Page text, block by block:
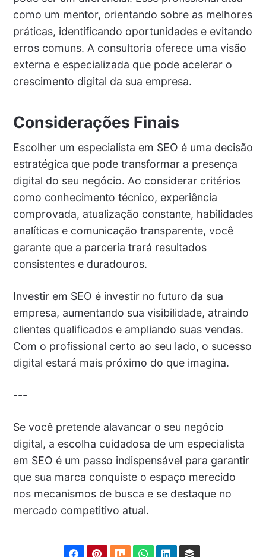
como um mentor, orientando sobre as melhores
práticas, identificando oportunidades e evitando
erros comuns. A consultoria oferece uma visão
externa e especializada que pode acelerar o
crescimento digital da sua empresa.
Considerações Finais
Escolher um especialista em SEO é uma decisão
estratégica que pode transformar a presença
digital do seu negócio. Ao considerar critérios
como conhecimento técnico, experiência
comprovada, atualização constante, habilidades
analíticas e comunicação transparente, você
garante que a parceria trará resultados
consistentes e duradouros.
Investir em SEO é investir no futuro da sua
empresa, aumentando sua visibilidade, atraindo
clientes qualificados e ampliando suas vendas.
Com o profissional certo ao seu lado, o sucesso
digital estará mais próximo do que imagina.
---
Se você pretende alavancar o seu negócio
digital, a escolha cuidadosa de um especialista
em SEO é um passo indispensável para garantir
que sua marca conquiste o espaço merecido
nos mecanismos de busca e se destaque no
mercado competitivo atual.